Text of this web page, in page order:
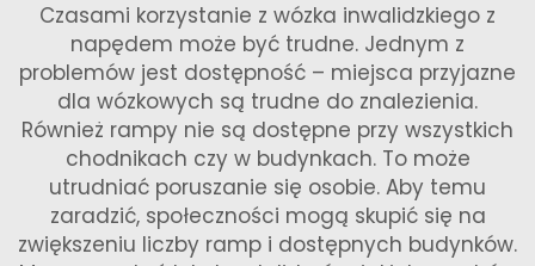
Czasami korzystanie z wózka inwalidzkiego z
napędem może być trudne. Jednym z
problemów jest dostępność – miejsca przyjazne
dla wózkowych są trudne do znalezienia.
Również rampy nie są dostępne przy wszystkich
chodnikach czy w budynkach. To może
utrudniać poruszanie się osobie. Aby temu
zaradzić, społeczności mogą skupić się na
zwiększeniu liczby ramp i dostępnych budynków.